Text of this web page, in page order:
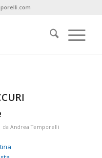
da Andrea Temporelli